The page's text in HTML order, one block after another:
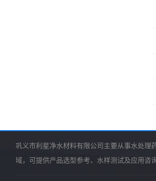
巩义市利星净水材料有限公司主要从事水处理
域，可提供产品选型参考、水样测试及应用咨